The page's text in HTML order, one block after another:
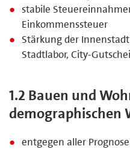
stabile
Einkommenssteuer
Stärkung der
Stadtlabor, City-
1.2 Bauen und
demographischen
entgegen aller